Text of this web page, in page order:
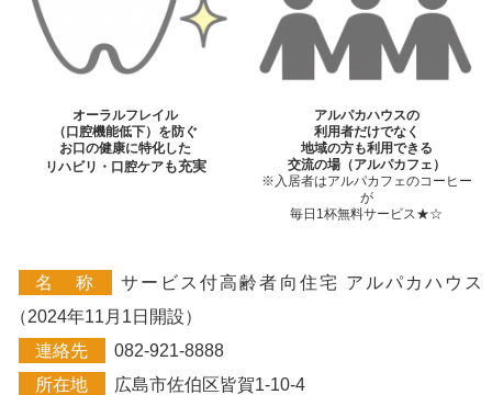
オーラルフレイル
（口腔機能低下）を防ぐ
お口の健康に特化した
リハビリ・口腔ケアも充実
アルパカハウスの
利用者だけでなく
地域の方も利用できる
交流の場（アルパカフェ）
※入居者はアルパカフェのコーヒー
が
毎日1杯無料サービス★☆
名 称
サービス付高齢者向住宅 アルパカハウス
（2024年11月1日開設）
連絡先
082-921-8888
所在地
広島市佐伯区皆賀1-10-4